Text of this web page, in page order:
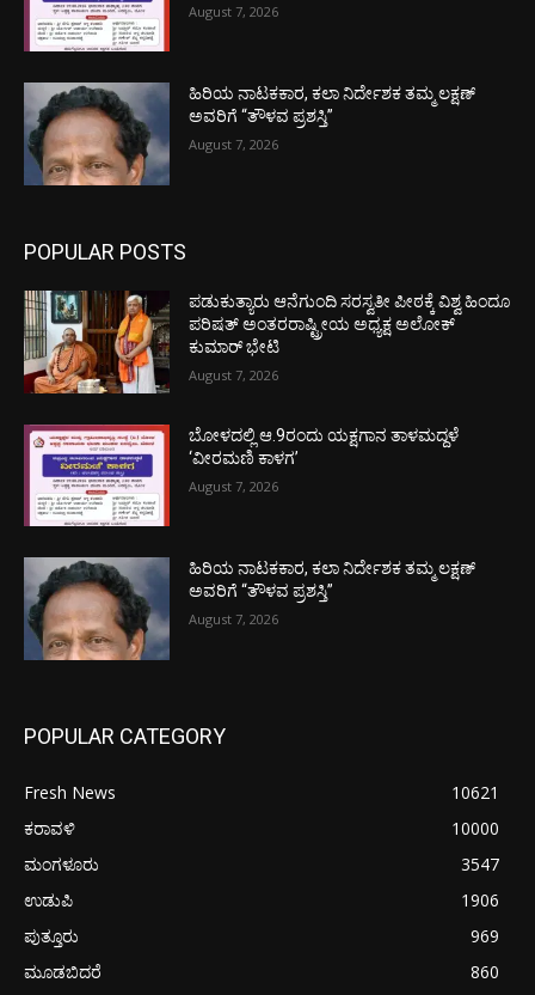
August 7, 2026
ಹಿರಿಯ ನಾಟಕಕಾರ, ಕಲಾ ನಿರ್ದೇಶಕ ತಮ್ಮ ಲಕ್ಷಣ್
ಅವರಿಗೆ “ತೌಳವ ಪ್ರಶಸ್ತಿ”
August 7, 2026
POPULAR POSTS
ಪಡುಕುತ್ಯಾರು ಆನೆಗುಂದಿ ಸರಸ್ವತೀ ಪೀಠಕ್ಕೆ ವಿಶ್ವ ಹಿಂದೂ
ಪರಿಷತ್ ಅಂತರರಾಷ್ಟ್ರೀಯ ಅಧ್ಯಕ್ಷ ಅಲೋಕ್
ಕುಮಾರ್ ಭೇಟಿ
August 7, 2026
ಬೋಳದಲ್ಲಿ ಆ.9ರಂದು ಯಕ್ಷಗಾನ ತಾಳಮದ್ದಳೆ
‘ವೀರಮಣಿ ಕಾಳಗ’
August 7, 2026
ಹಿರಿಯ ನಾಟಕಕಾರ, ಕಲಾ ನಿರ್ದೇಶಕ ತಮ್ಮ ಲಕ್ಷಣ್
ಅವರಿಗೆ “ತೌಳವ ಪ್ರಶಸ್ತಿ”
August 7, 2026
POPULAR CATEGORY
Fresh News
10621
ಕರಾವಳಿ
10000
ಮಂಗಳೂರು
3547
ಉಡುಪಿ
1906
ಪುತ್ತೂರು
969
ಮೂಡಬಿದರೆ
860